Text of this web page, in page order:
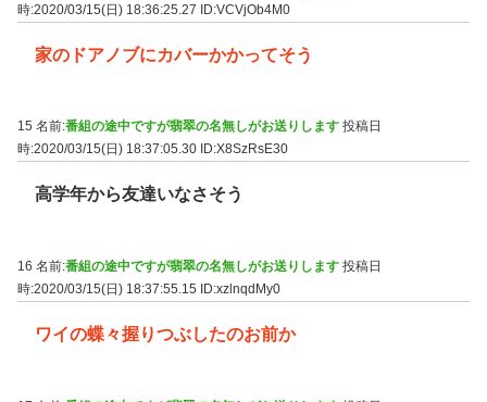
時:2020/03/15(日) 18:36:25.27 ID:VCVjOb4M0
家のドアノブにカバーかかってそう
15 名前:番組の途中ですが翡翠の名無しがお送りします 投稿日
時:2020/03/15(日) 18:37:05.30 ID:X8SzRsE30
高学年から友達いなさそう
16 名前:番組の途中ですが翡翠の名無しがお送りします 投稿日
時:2020/03/15(日) 18:37:55.15
ID:xzlnqdMy0
ワイの蝶々握りつぶしたのお前か